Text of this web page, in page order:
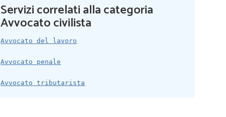
Servizi correlati alla categoria
Avvocato civilista
Avvocato del lavoro
Avvocato penale
Avvocato tributarista